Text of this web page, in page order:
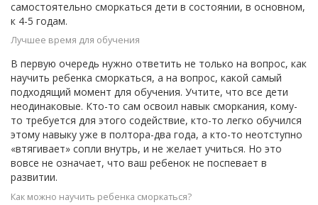
самостоятельно сморкаться дети в состоянии, в основном,
к 4-5 годам.
Лучшее время для обучения
В первую очередь нужно ответить не только на вопрос, как
научить ребенка сморкаться, а на вопрос, какой самый
подходящий момент для обучения. Учтите, что все дети
неодинаковые. Кто-то сам освоил навык сморкания, кому-
то требуется для этого содействие, кто-то легко обучился
этому навыку уже в полтора-два года, а кто-то неотступно
«втягивает» сопли внутрь, и не желает учиться. Но это
вовсе не означает, что ваш ребенок не поспевает в
развитии.
Как можно научить ребенка сморкаться?